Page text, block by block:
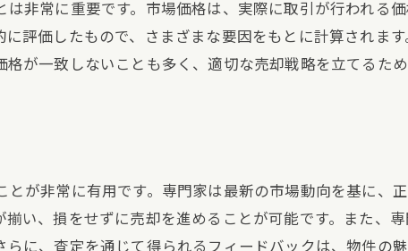
非常に重要です。市場価格は、実際に取引が行われる
評価したもので、さまざまな要因をもとに計算されま
が一致しないことも多く、適切な売却戦略を立てるた
が非常に有用です。専門家は最新の市場動向を基に、
い、損をせずに売却を進めることが可能です。また、
に、査定を通じて得られるフィードバックは、物件の